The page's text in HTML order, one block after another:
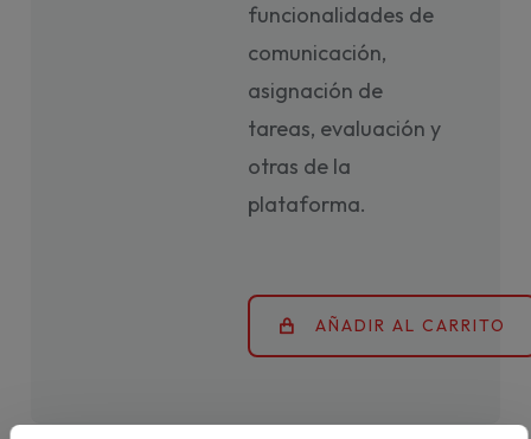
funcionalidades de
comunicación,
asignación de
tareas, evaluación y
otras de la
plataforma.
AÑADIR AL CARRITO